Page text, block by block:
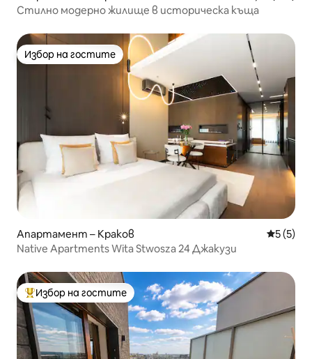
Стилно модерно жилище в историческа къща
Избор на гостите
Избор на гостите
Апартамент – Краков Средна
5 (5)
Native Apartments Wita Stwosza 24 Джакузи
Най-популярен избор на гостите
Избор на гостите